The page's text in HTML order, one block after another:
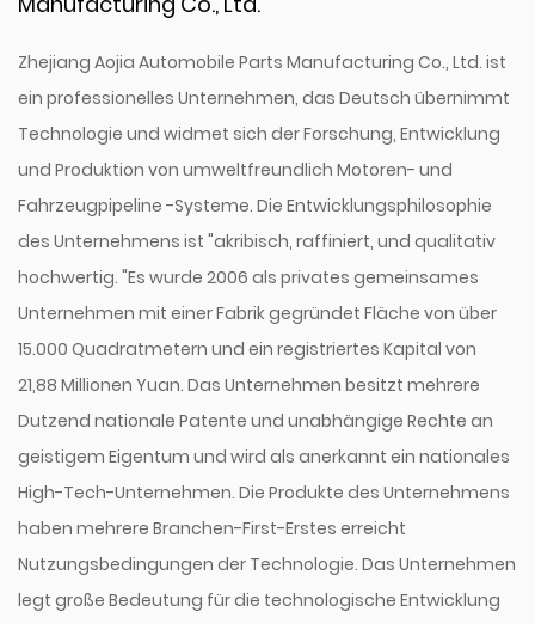
Zhejiang Aojia Automobile Parts Manufacturing Co., Ltd. ist
ein professionelles Unternehmen, das Deutsch übernimmt
Technologie und widmet sich der Forschung, Entwicklung
und Produktion von umweltfreundlich Motoren- und
Fahrzeugpipeline -Systeme. Die Entwicklungsphilosophie
des Unternehmens ist "akribisch, raffiniert, und qualitativ
hochwertig. "Es wurde 2006 als privates gemeinsames
Unternehmen mit einer Fabrik gegründet Fläche von über
15.000 Quadratmetern und ein registriertes Kapital von
21,88 Millionen Yuan. Das Unternehmen besitzt mehrere
Dutzend nationale Patente und unabhängige Rechte an
geistigem Eigentum und wird als anerkannt ein nationales
High-Tech-Unternehmen. Die Produkte des Unternehmens
haben mehrere Branchen-First-Erstes erreicht
Nutzungsbedingungen der Technologie. Das Unternehmen
legt große Bedeutung für die technologische Entwicklung